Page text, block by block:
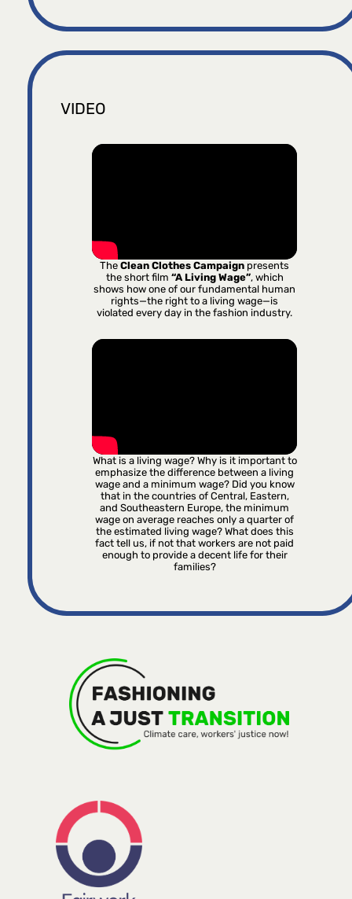
VIDEO
TheClean Clothes Campaign presents
the short film “A Living Wage”, which
shows how one of our fundamental human
rights—the right to a living wage—is
violated every day in the fashion industry.
What is a living wage? Why is it important to
emphasize the difference between a living
wage and a minimum wage? Did you know
that in the countries of Central, Eastern,
and Southeastern Europe, the minimum
wage on average reaches only a quarter of
the estimated living wage? What does this
fact tell us, if not that workers are not paid
enough to provide a decent life for their
families?